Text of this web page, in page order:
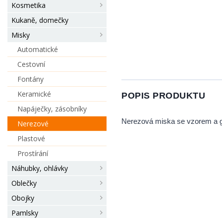
Kosmetika
Kukaně, domečky
Misky
Automatické
Cestovní
Fontány
Keramické
Napáječky, zásobníky
Nerezové
Plastové
Prostírání
Náhubky, ohlávky
Oblečky
Obojky
Pamlsky
POPIS PRODUKTU
Nerezová miska se vzorem a